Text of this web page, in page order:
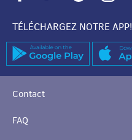
TÉLÉCHARGEZ NOTRE APP!
Contact
FAQ